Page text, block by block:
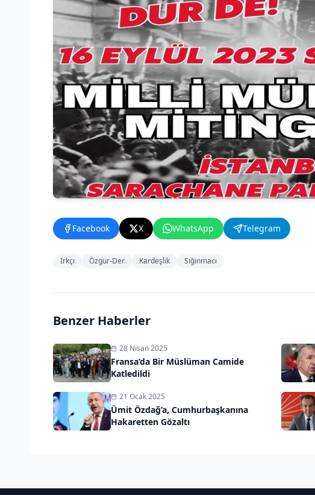
Facebook X WhatsApp Telegram
Irkçı Özgür-Der Kardeşlik Sığınmacı
Benzer Haberler
28 Nisan 2025
Fransa’da Bir Müslüman Camide
Katledildi
21 Ocak 2025
Ümit Özdağ’a, Cumhurbaşkanına
Hakaretten Gözaltı